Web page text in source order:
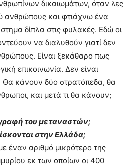
δικαιωμάτων, όταν λες
ανθρώπους και φτιάχνω ένα
δίπλα στις φυλακές. Εδώ οι
να διαλυθούν γιατί δεν
Είναι ξεκάθαρο πως
επικοινωνία. Δεν είναι
Θα κάνουν δύο στρατόπεδα, θα
και μετά τι θα κάνουν;
του μεταναστών;
στην Ελλάδα;
έναν αριθμό μικρότερο της
εκ των οποίων οι 400